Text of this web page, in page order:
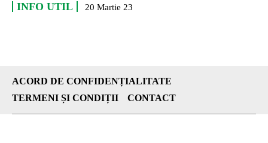
INFO UTIL 20 Martie 23
ACORD DE CONFIDENȚIALITATE
TERMENI ȘI CONDIȚII
CONTACT